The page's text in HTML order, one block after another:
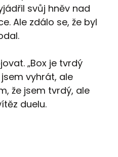
svůj hněv nad
Ale zdálo se, že byl
„Box je tvrdý
vyhrát, ale
že jsem tvrdý, ale
duelu.